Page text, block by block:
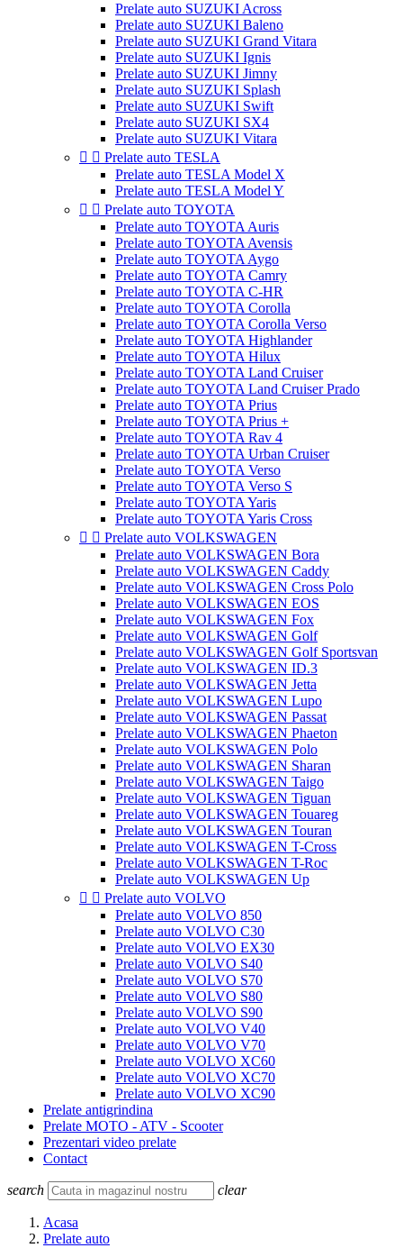
Prelate auto SUZUKI Across
Prelate auto SUZUKI Baleno
Prelate auto SUZUKI Grand Vitara
Prelate auto SUZUKI Ignis
Prelate auto SUZUKI Jimny
Prelate auto SUZUKI Splash
Prelate auto SUZUKI Swift
Prelate auto SUZUKI SX4
Prelate auto SUZUKI Vitara
  Prelate auto TESLA
Prelate auto TESLA Model X
Prelate auto TESLA Model Y
  Prelate auto TOYOTA
Prelate auto TOYOTA Auris
Prelate auto TOYOTA Avensis
Prelate auto TOYOTA Aygo
Prelate auto TOYOTA Camry
Prelate auto TOYOTA C-HR
Prelate auto TOYOTA Corolla
Prelate auto TOYOTA Corolla Verso
Prelate auto TOYOTA Highlander
Prelate auto TOYOTA Hilux
Prelate auto TOYOTA Land Cruiser
Prelate auto TOYOTA Land Cruiser Prado
Prelate auto TOYOTA Prius
Prelate auto TOYOTA Prius +
Prelate auto TOYOTA Rav 4
Prelate auto TOYOTA Urban Cruiser
Prelate auto TOYOTA Verso
Prelate auto TOYOTA Verso S
Prelate auto TOYOTA Yaris
Prelate auto TOYOTA Yaris Cross
  Prelate auto VOLKSWAGEN
Prelate auto VOLKSWAGEN Bora
Prelate auto VOLKSWAGEN Caddy
Prelate auto VOLKSWAGEN Cross Polo
Prelate auto VOLKSWAGEN EOS
Prelate auto VOLKSWAGEN Fox
Prelate auto VOLKSWAGEN Golf
Prelate auto VOLKSWAGEN Golf Sportsvan
Prelate auto VOLKSWAGEN ID.3
Prelate auto VOLKSWAGEN Jetta
Prelate auto VOLKSWAGEN Lupo
Prelate auto VOLKSWAGEN Passat
Prelate auto VOLKSWAGEN Phaeton
Prelate auto VOLKSWAGEN Polo
Prelate auto VOLKSWAGEN Sharan
Prelate auto VOLKSWAGEN Taigo
Prelate auto VOLKSWAGEN Tiguan
Prelate auto VOLKSWAGEN Touareg
Prelate auto VOLKSWAGEN Touran
Prelate auto VOLKSWAGEN T-Cross
Prelate auto VOLKSWAGEN T-Roc
Prelate auto VOLKSWAGEN Up
  Prelate auto VOLVO
Prelate auto VOLVO 850
Prelate auto VOLVO C30
Prelate auto VOLVO EX30
Prelate auto VOLVO S40
Prelate auto VOLVO S70
Prelate auto VOLVO S80
Prelate auto VOLVO S90
Prelate auto VOLVO V40
Prelate auto VOLVO V70
Prelate auto VOLVO XC60
Prelate auto VOLVO XC70
Prelate auto VOLVO XC90
Prelate antigrindina
Prelate MOTO - ATV - Scooter
Prezentari video prelate
Contact
search clear
Acasa
Prelate auto